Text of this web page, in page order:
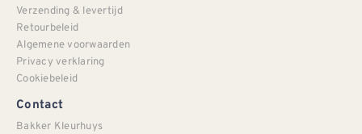
Verzending & levertijd
Retourbeleid
Algemene voorwaarden
Privacy verklaring
Cookiebeleid
Contact
Bakker Kleurhuys